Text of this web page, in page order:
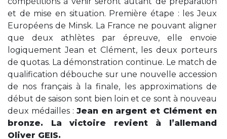
et de mise en situation. Première étape : les Jeux
Européens de Minsk. La France ne pouvant aligner
que deux athlètes par épreuve, elle envoie
logiquement Jean et Clément, les deux porteurs
de quotas. La démonstration continue. Le match de
qualification débouche sur une nouvelle accession
de nos français à la finale, les approximations de
début de saison sont bien loin et ce sont à nouveau
deux médailles : Jean en argent et Clément en
bronze. La victoire revient à l’allemand
Oliver GEIS.